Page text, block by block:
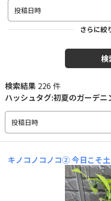
投稿日時
さらに絞
検
検索結果 226 件
ハッシュタグ:初夏のガーデニ
投稿日時
キノコノコノコ②今日こそ